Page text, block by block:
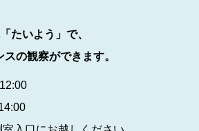
たいよう」で、
の観察ができます。